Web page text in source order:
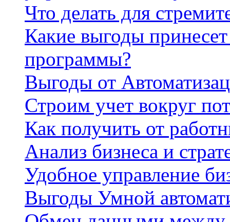
Что делать для
Какие выгоды
программы?
Выгоды от
Строим учет вокруг
Как получить от
Анализ бизнеса и
Удобное управление
Выгоды Умной